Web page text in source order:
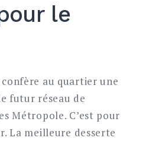
le
confère au quartier une
futur réseau de
Métropole. C’est pour
La meilleure desserte